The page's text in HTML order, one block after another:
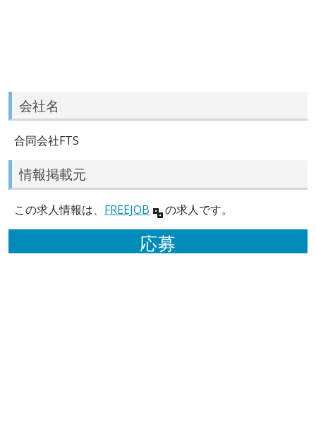
会社名
合同会社FTS
情報掲載元
この求人情報は、 FREEJOB の求人です。
応募